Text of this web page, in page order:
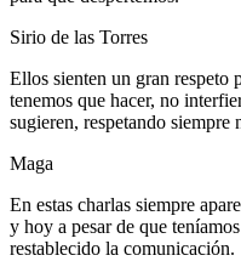
Sirio de las Torres
Ellos sienten un gran respeto
tenemos que hacer, no
sugieren, respetando siempre
Maga
En estas charlas siempre
y hoy a pesar de que
restablecido la comunicación.